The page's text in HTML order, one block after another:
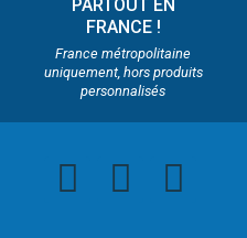
PARTOUT EN
FRANCE !
France métropolitaine
uniquement, hors produits
personnalisés